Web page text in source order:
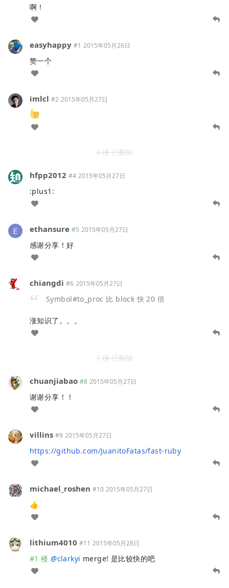
啊！
easyhappy #1 2015年05月26日
赞一个
imlcl #2 2015年05月27日
3 楼 已删除
hfpp2012 #4 2015年05月27日
:plus1:
ethansure #5 2015年05月27日
感谢分享！好
chiangdi #6 2015年05月27日
Symbol#to_proc 比 block 快 20 倍
涨知识了。。。
7 楼 已删除
chuanjiabao #8 2015年05月27日
谢谢分享！！
villins #9 2015年05月27日
https://github.com/JuanitoFatas/fast-ruby
michael_roshen #10 2015年05月27日
👍
lithium4010 #11 2015年05月28日
#1 楼 @clarkyi merge! 是比较快的吧